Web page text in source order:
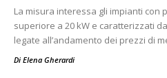
La misura interessa gli impianti con
superiore a 20 kW e caratterizzati
legate all’andamento dei prezzi di
Di Elena Gherardi